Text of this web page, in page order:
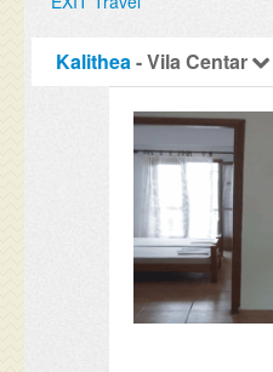
Kalithea- Vila Centar